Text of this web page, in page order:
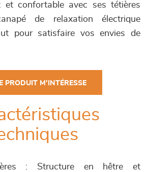
confortable avec ses tétières
de relaxation électrique
pour satisfaire vos envies de
PRODUIT M'INTÉRESSE
: Structure en hêtre et